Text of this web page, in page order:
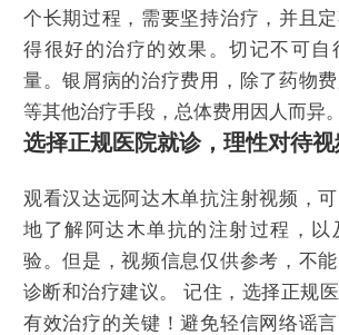
个长期过程，需要坚持治疗，并且
得很好的治疗的效果。切记不可自
量。银屑病的治疗费用，除了药物
等其他治疗手段，总体费用因人而异。
选择正规医院就诊，理性对待
观看汉达远阿达木单抗注射视频，
地了解阿达木单抗的注射过程，以
验。但是，视频信息仅供参考，不
诊断和治疗建议。 记住，选择正规
有效治疗的关键！避免轻信网络谣